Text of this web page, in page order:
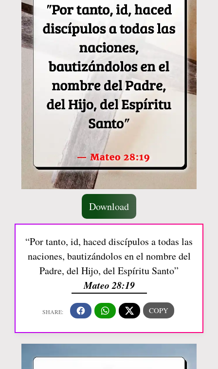
Download
“Por tanto, id, haced discípulos a todas las
naciones, bautizándolos en el nombre del
Padre, del Hijo, del Espíritu Santo”
Mateo 28:19